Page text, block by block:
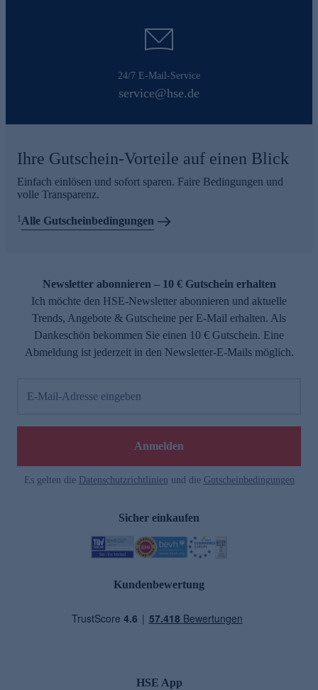
24/7 E-Mail-Service
service@hse.de
Ihre Gutschein-Vorteile auf einen Blick
Einfach einlösen und sofort sparen. Faire Bedingungen und
volle Transparenz.
1 Alle Gutscheinbedingungen
Newsletter abonnieren – 10 € Gutschein erhalten
Ich möchte den HSE-Newsletter abonnieren und aktuelle
Trends, Angebote & Gutscheine per E-Mail erhalten. Als
Dankeschön bekommen Sie einen 10 € Gutschein. Eine
Abmeldung ist jederzeit in den Newsletter-E-Mails möglich.
E-Mail-Adresse eingeben
Anmelden
Es gelten die Datenschutzrichtlinien und die Gutscheinbedingungen
Sicher einkaufen
Kundenbewertung
HSE App